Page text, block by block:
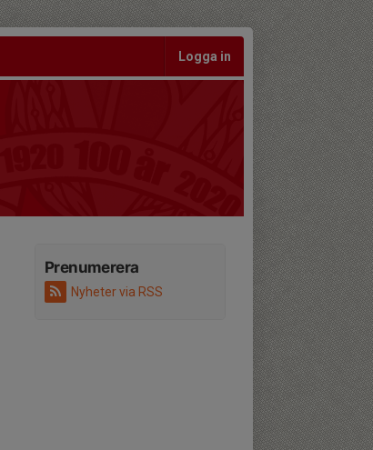
Logga in
Prenumerera
Nyheter via RSS